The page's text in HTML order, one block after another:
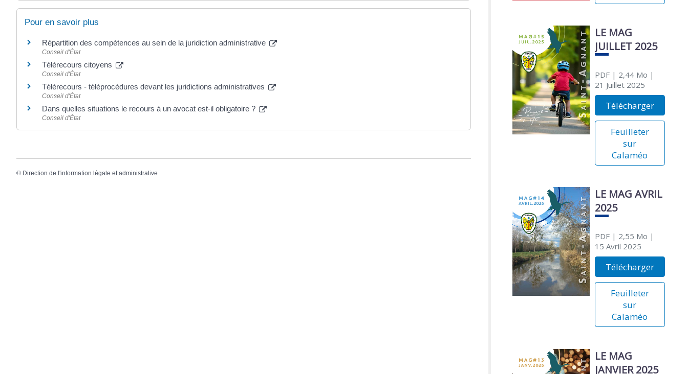
Pour en savoir plus
Répartition des compétences au sein de la juridiction administrative
Conseil d'État
Télérecours citoyens
Conseil d'État
Télérecours - téléprocédures devant les juridictions administratives
Conseil d'État
Dans quelles situations le recours à un avocat est-il obligatoire ?
Conseil d'État
© Direction de l'information légale et administrative
LE MAG
JUILLET 2025
PDF| 2,44 Mo |
21 Juillet 2025
Télécharger
Feuilleter
sur
Calaméo
LE MAG AVRIL
2025
PDF| 2,55 Mo |
15 Avril 2025
Télécharger
Feuilleter
sur
Calaméo
LE MAG
JANVIER 2025